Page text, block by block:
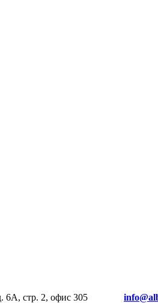
д. 6А, стр. 2, офис 305